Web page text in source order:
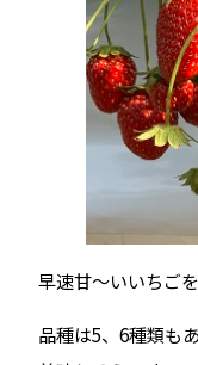
早速甘～いいちご
品種は5、6種類も